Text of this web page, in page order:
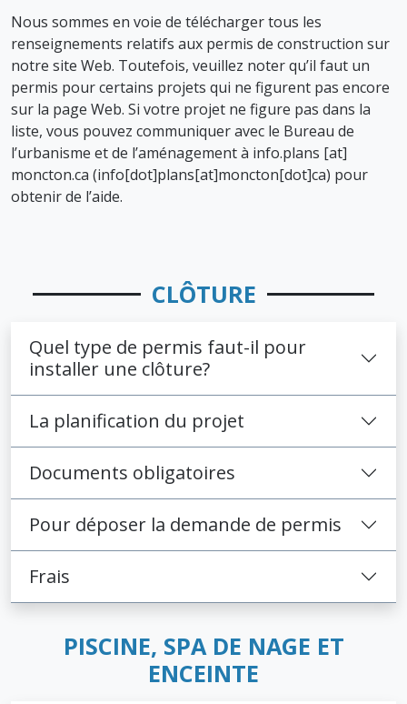
Nous sommes en voie de télécharger tous les
renseignements relatifs aux permis de construction sur
notre site Web. Toutefois, veuillez noter qu’il faut un
permis pour certains projets qui ne figurent pas encore
sur la page Web. Si votre projet ne figure pas dans la
liste, vous pouvez communiquer avec le Bureau de
l’urbanisme et de l’aménagement à info.plans [at]
moncton.ca (info[dot]plans[at]moncton[dot]ca) pour
obtenir de l’aide.
CLÔTURE
Quel type de permis faut-il pour
installer une clôture?
La planification du projet
Documents obligatoires
Pour déposer la demande de permis
Frais
PISCINE, SPA DE NAGE ET
ENCEINTE